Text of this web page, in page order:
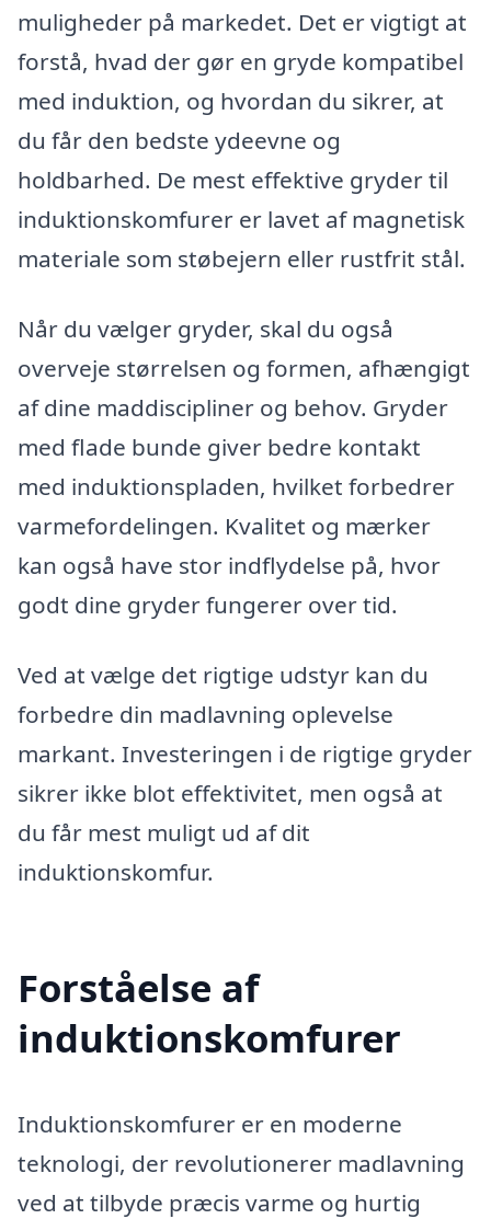
muligheder på markedet. Det er vigtigt at
forstå, hvad der gør en gryde kompatibel
med induktion, og hvordan du sikrer, at
du får den bedste ydeevne og
holdbarhed. De mest effektive gryder til
induktionskomfurer er lavet af magnetisk
materiale som støbejern eller rustfrit stål.
Når du vælger gryder, skal du også
overveje størrelsen og formen, afhængigt
af dine maddiscipliner og behov. Gryder
med flade bunde giver bedre kontakt
med induktionspladen, hvilket forbedrer
varmefordelingen. Kvalitet og mærker
kan også have stor indflydelse på, hvor
godt dine gryder fungerer over tid.
Ved at vælge det rigtige udstyr kan du
forbedre din madlavning oplevelse
markant. Investeringen i de rigtige gryder
sikrer ikke blot effektivitet, men også at
du får mest muligt ud af dit
induktionskomfur.
Forståelse af
induktionskomfurer
Induktionskomfurer er en moderne
teknologi, der revolutionerer madlavning
ved at tilbyde præcis varme og hurtig